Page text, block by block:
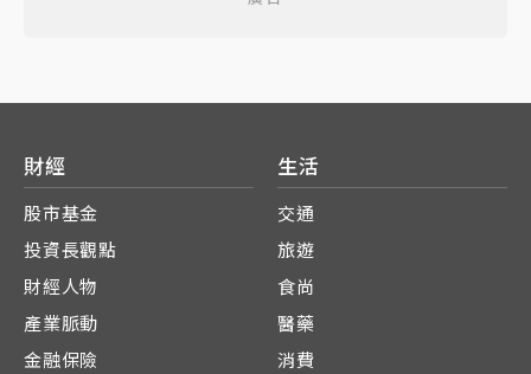
財經
股市基金
投資長觀點
財經人物
產業脈動
金融保險
生活
交通
旅遊
食尚
醫藥
消費